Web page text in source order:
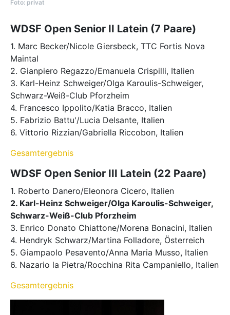
Foto: privat
WDSF Open Senior II Latein (7 Paare)
1. Marc Becker/Nicole Giersbeck, TTC Fortis Nova
Maintal
2. Gianpiero Regazzo/Emanuela Crispilli, Italien
3. Karl-Heinz Schweiger/Olga Karoulis-Schweiger,
Schwarz-Weiß-Club Pforzheim
4. Francesco Ippolito/Katia Bracco, Italien
5. Fabrizio Battu'/Lucia Delsante, Italien
6. Vittorio Rizzian/Gabriella Riccobon, Italien
Gesamtergebnis
WDSF Open Senior III Latein (22 Paare)
1. Roberto Danero/Eleonora Cicero, Italien
2. Karl-Heinz Schweiger/Olga Karoulis-Schweiger,
Schwarz-Weiß-Club Pforzheim
3. Enrico Donato Chiattone/Morena Bonacini, Italien
4. Hendryk Schwarz/Martina Folladore, Österreich
5. Giampaolo Pesavento/Anna Maria Musso, Italien
6. Nazario la Pietra/Rocchina Rita Campaniello, Italien
Gesamtergebnis